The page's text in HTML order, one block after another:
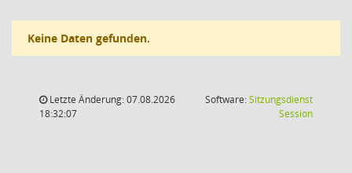
Keine Daten gefunden.
Letzte Änderung: 07.08.2026
18:32:07
Software:Sitzungsdienst
Session(Wird in